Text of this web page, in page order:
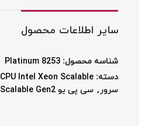
سایر اطلاعات محصول
شناسه محصول: Platinum 8253
دسته: CPU Intel Xeon Scalable
سرور , سی پی یو Intel Xeon Scalable Gen2